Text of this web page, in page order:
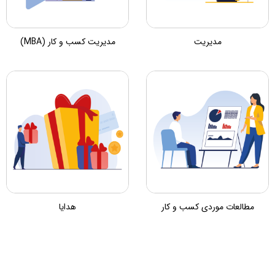
مدیریت مدیریت کسب و کار (MBA)
مطالعات موردی کسب و کار هدایا